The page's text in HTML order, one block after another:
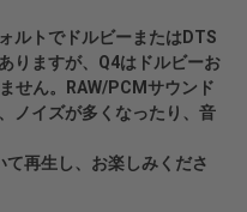
ルトでドルビーまたはDTS
りますが、Q4はドルビーお
せん。RAW/PCMサウンド
ノイズが多くなったり、音
再生し、お楽しみくださ